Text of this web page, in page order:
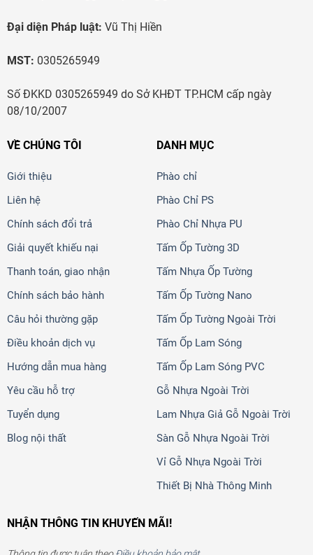
Đại diện Pháp luật: Vũ Thị Hiền
MST: 0305265949
Số ĐKKD 0305265949 do Sở KHĐT TP.HCM cấp ngày
08/10/2007
VỀ CHÚNG TÔI
Giới thiệu
Liên hệ
Chính sách đổi trả
Giải quyết khiếu nại
Thanh toán, giao nhận
Chính sách bảo hành
Câu hỏi thường gặp
Điều khoản dịch vụ
Hướng dẫn mua hàng
Yêu cầu hỗ trợ
Tuyển dụng
Blog nội thất
DANH MỤC
Phào chỉ
Phào Chỉ PS
Phào Chỉ Nhựa PU
Tấm Ốp Tường 3D
Tấm Nhựa Ốp Tường
Tấm Ốp Tường Nano
Tấm Ốp Tường Ngoài Trời
Tấm Ốp Lam Sóng
Tấm Ốp Lam Sóng PVC
Gỗ Nhựa Ngoài Trời
Lam Nhựa Giả Gỗ Ngoài Trời
Sàn Gỗ Nhựa Ngoài Trời
Vỉ Gỗ Nhựa Ngoài Trời
Thiết Bị Nhà Thông Minh
NHẬN THÔNG TIN KHUYẾN MÃI!